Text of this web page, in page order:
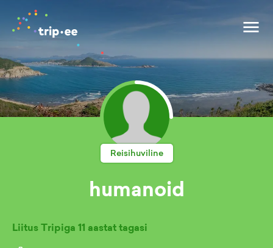
Reisihuviline
humanoid
Liitus Tripiga 11 aastat tagasi